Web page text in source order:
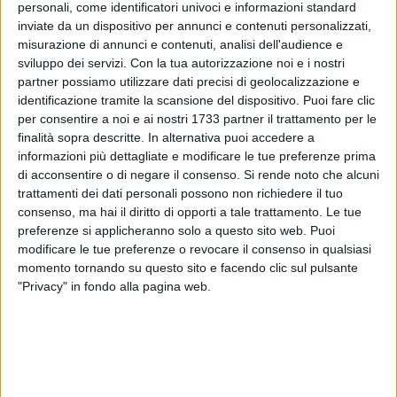
personali, come identificatori univoci e informazioni standard
inviate da un dispositivo per annunci e contenuti personalizzati,
misurazione di annunci e contenuti, analisi dell'audience e
sviluppo dei servizi. Con la tua autorizzazione noi e i nostri
partner possiamo utilizzare dati precisi di geolocalizzazione e
identificazione tramite la scansione del dispositivo. Puoi fare clic
per consentire a noi e ai nostri 1733 partner il trattamento per le
finalità sopra descritte. In alternativa puoi accedere a
informazioni più dettagliate e modificare le tue preferenze prima
di acconsentire o di negare il consenso. Si rende noto che alcuni
trattamenti dei dati personali possono non richiedere il tuo
consenso, ma hai il diritto di opporti a tale trattamento. Le tue
preferenze si applicheranno solo a questo sito web. Puoi
modificare le tue preferenze o revocare il consenso in qualsiasi
momento tornando su questo sito e facendo clic sul pulsante
"Privacy" in fondo alla pagina web.
l'importanza del dialogo tra tutti gli attori dello scenario
macroeconomico, soprattutto istituzioni ed imprese.
Successivamente, il Prof. Antonio Messeni Petruzzelli,
Presidente del CDA di "Boosting Innovation Poliba",
incubatore di nuove iniziative imprenditoriali giovanili, ha
evidenziato quanto siano preziosi l'open innovation e il
trasferimento tecnologico per un virtuoso sviluppo
dell'economia locale.
L'importanza strategica della "ZES Unica" come mezzo per
rilanciare l'economia meridionale, offre vantaggi competitivi
e fiscali significativi per le imprese locali. Questo approccio è
stato ulteriormente approfondito attraverso una serie di